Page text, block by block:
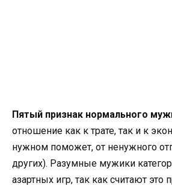
Пятый признак нормального
отношение как к трате, так и к
нужном поможет, от ненужного
других). Разумные мужики
азартных игр, так как считают